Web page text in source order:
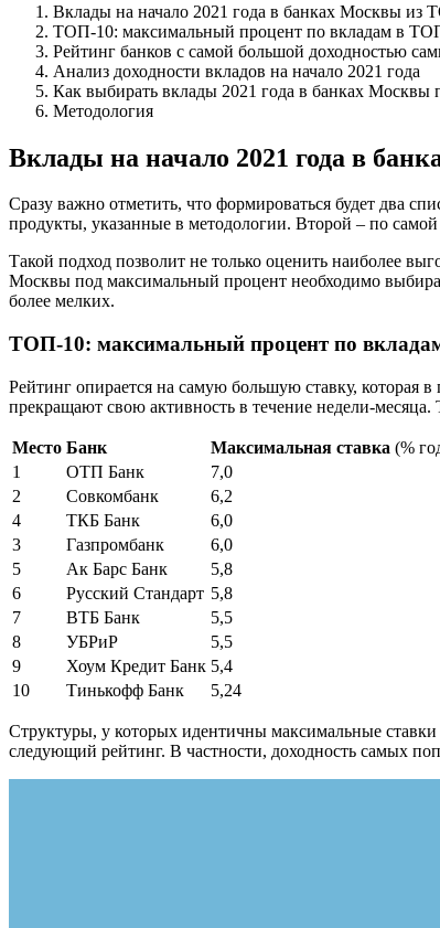
Вклады на начало 2021 года в банках Москвы
ТОП-10: максимальный процент по вкладам в
Рейтинг банков с самой большой доходностью
Анализ доходности вкладов на начало 2021 года
Как выбирать вклады 2021 года в банках Москвы
Методология
Вклады на начало 2021 года в
Сразу важно отметить, что формироваться будет два
продукты, указанные в методологии. Второй – по
Такой подход позволит не только оценить наиболее
Москвы под максимальный процент необходимо
более мелких.
ТОП-10: максимальный процент по
Рейтинг опирается на самую большую ставку,
прекращают свою активность в течение недели-
Место Банк Максимальная ставка (%
1
ОТП Банк
7,0
2
Совкомбанк
6,2
4
ТКБ Банк
6,0
3
Газпромбанк
6,0
5
Ак Барс Банк
5,8
6
Русский Стандарт 5,8
7
ВТБ Банк
5,5
8
УБРиР
5,5
9
Хоум Кредит Банк 5,4
10
Тинькофф Банк 5,24
Структуры, у которых идентичны максимальные ставки
следующий рейтинг. В частности, доходность самых